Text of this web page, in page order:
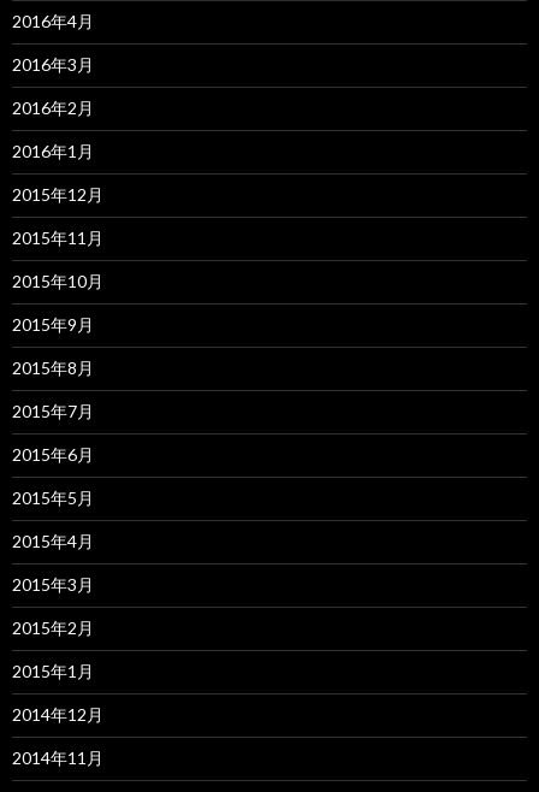
2016年4月
2016年3月
2016年2月
2016年1月
2015年12月
2015年11月
2015年10月
2015年9月
2015年8月
2015年7月
2015年6月
2015年5月
2015年4月
2015年3月
2015年2月
2015年1月
2014年12月
2014年11月